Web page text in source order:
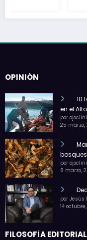
OPINIÓN
10
en el
por
25 marzo,
por
8 marzo,
por Jesús
14
FILOSOFÍA EDITORIAL